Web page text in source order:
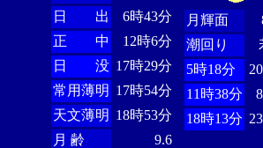
日 出
6時43分
正 中
12時6分
日 没 17時29分
常用薄明 17時54分
天文薄明 18時53分
月 齢
9.6
月輝面
潮回り
5時18分
11時38分
18時13分